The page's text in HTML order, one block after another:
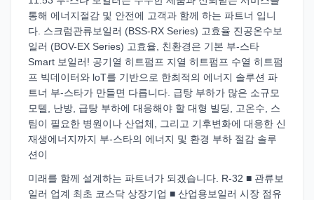
통해 에너지절감 및 안전에 고객과 함께 하는 파트너 입니
다. 스크럼관류보일러 (BSS-RX Series) 고효율 진공온수보
일러 (BOV-EX Series) 고효율, 친환경은 기본 부-스타
Smart 보일러! 공기열 히트펌프 지열 히트펌프 수열 히트펌
프 빅데이터와 loT를 기반으로 한최적의 에너지 솔루션 파
트너 부-스타가 만들면 다릅니다. 급탕 부하가 많은 소규모
모텔, 난방, 급탕 부하에 대응해야 할 대형 빌딩, 고온수, 스
팀이 필요한 병원이나 산업체, 그리고 기후변화에 대응한 신
재생에너지까지 부-스타의 에너지 및 환경 부하 절감 솔루
션이
미래를 함께 설계하는 파트너가 되겠습니다. R-32 ■ 관류보
일러 업계 최초 코스닥 상장기업 ■ 산업용보일러 시장 점유